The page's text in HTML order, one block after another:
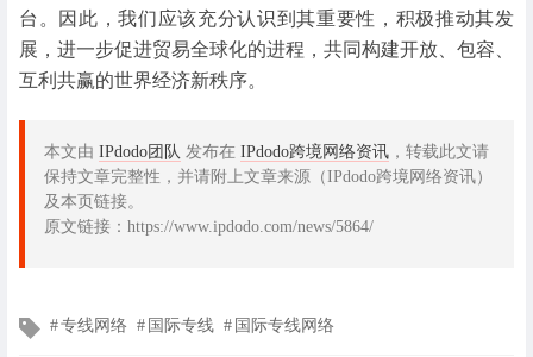
台。因此，我们应该充分认识到其重要性，积极推动其发
展，进一步促进贸易全球化的进程，共同构建开放、包容、
互利共赢的世界经济新秩序。
本文由 IPdodo团队 发布在 IPdodo跨境网络资讯 ，转载此文请
保持文章完整性，并请附上文章来源（IPdodo跨境网络资讯）
及本页链接。
原文链接：https://www.ipdodo.com/news/5864/
文专线网络 国际专线 国际专线网络